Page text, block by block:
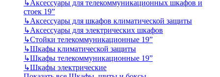
↳Аксессуары для телекоммуникационных шкафов и
стоек 19”
↳Аксессуары для шкафов климатической защиты
↳Аксессуары для электрических шкафов
↳Стойки телекоммуникационные 19”
↳Шкафы климатической защиты
↳Шкафы телекоммуникационные 19”
↳Шкафы электрические